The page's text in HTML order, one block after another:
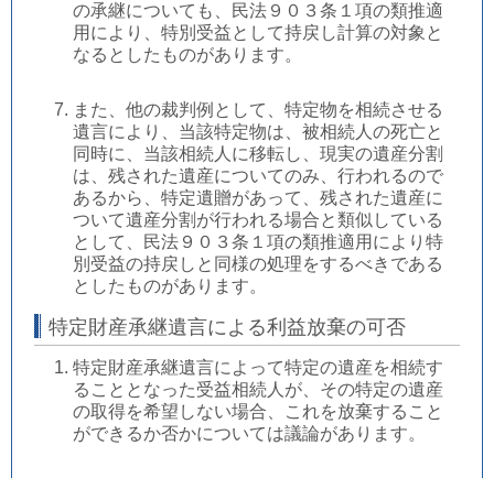
の承継についても、民法９０３条１項の類推適
用により、特別受益として持戻し計算の対象と
なるとしたものがあります。
また、他の裁判例として、特定物を相続させる
遺言により、当該特定物は、被相続人の死亡と
同時に、当該相続人に移転し、現実の遺産分割
は、残された遺産についてのみ、行われるので
あるから、特定遺贈があって、残された遺産に
ついて遺産分割が行われる場合と類似している
として、民法９０３条１項の類推適用により特
別受益の持戻しと同様の処理をするべきである
としたものがあります。
特定財産承継遺言による利益放棄の可否
特定財産承継遺言によって特定の遺産を相続す
ることとなった受益相続人が、その特定の遺産
の取得を希望しない場合、これを放棄すること
ができるか否かについては議論があります。